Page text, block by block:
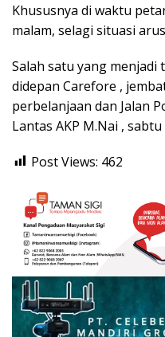
Khususnya di waktu
malam, selagi situasi
Salah satu yang
didepan Carefore ,
perbelanjaan dan Jalan
Lantas AKP M.Nai ,
Post Views: 462